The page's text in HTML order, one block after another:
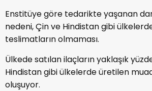
Enstitüye göre tedarikte yaşanan
nedeni, Çin ve Hindistan gibi
teslimatların olmaması.
Ülkede satılan ilaçların yaklaşık
Hindistan gibi ülkelerde üretilen
oluşuyor.